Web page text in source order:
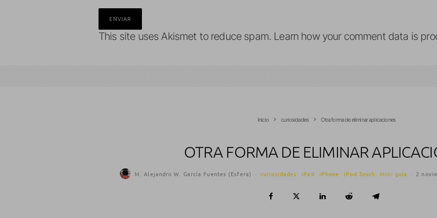
This site uses Akismet to reduce spam. Learn how your comment data is
Inicio curiosidades Otra forma de eliminar aplicaciones
OTRA FORMA DE ELIMINAR
M. Alejandro W. García Fuentes (Esfera) · curiosidades iPad iPhone iPod Touch Mini guía · 2